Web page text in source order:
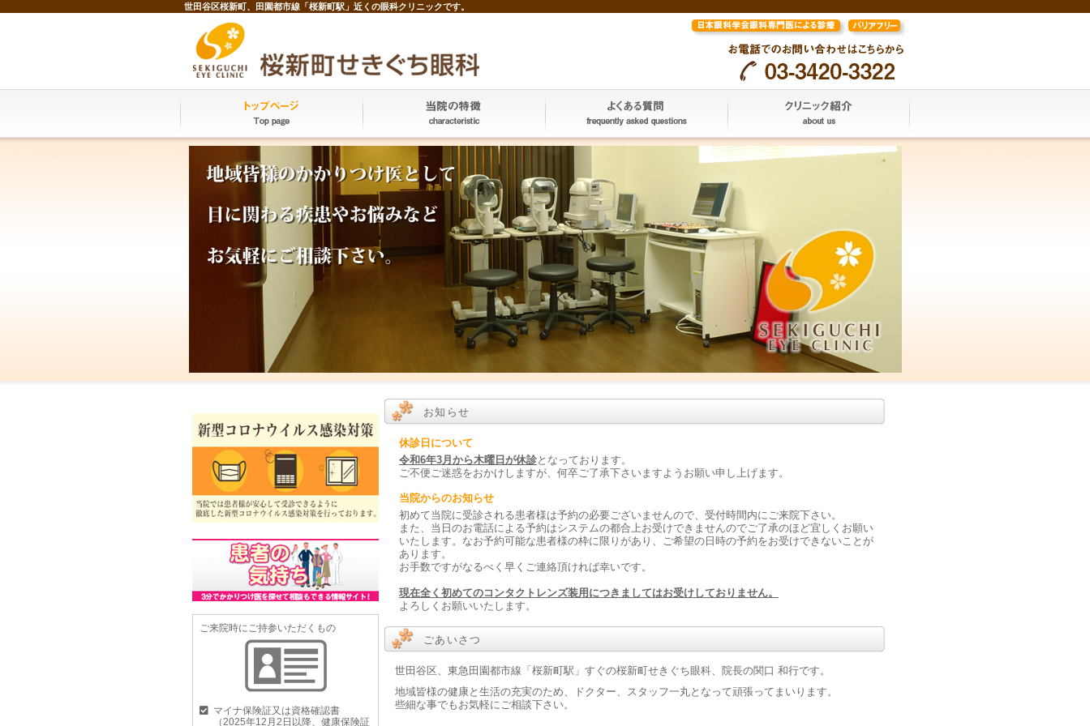
世田谷区桜新町、田園都市線「桜新町駅」近くの眼科クリニックです。
ご来院時にご持参いただくもの
マイナ保険証又は資格確認書
（2025年12月2日以降、健康保険証
お知らせ
休診日について
令和6年3月から木曜日が休診となっております。
ご不便ご迷惑をおかけしますが、何卒ご了承下さいますようお願い申し上げます。
当院からのお知らせ
初めて当院に受診される患者様は予約の必要ございませんので、受付時間内にご来院下さい。
また、当日のお電話による予約はシステムの都合上お受けできませんのでご了承のほど宜しくお願い
いたします。なお予約可能な患者様の枠に限りがあり、ご希望の日時の予約をお受けできないことが
あります。
お手数ですがなるべく早くご連絡頂ければ幸いです。
現在全く初めてのコンタクトレンズ装用につきましてはお受けしておりません。
よろしくお願いいたします。
ごあいさつ
世田谷区、東急田園都市線「桜新町駅」すぐの桜新町せきぐち眼科、院長の関口 和行です。
地域皆様の健康と生活の充実のため、ドクター、スタッフ一丸となって頑張ってまいります。
些細な事でもお気軽にご相談下さい。